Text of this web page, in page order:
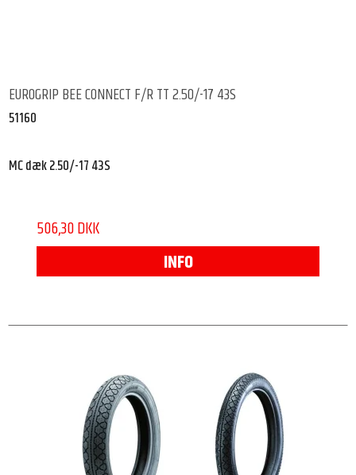
EUROGRIP BEE CONNECT F/R TT 2.50/-17 43S
51160
MC dæk 2.50/-17 43S
506,30 DKK
INFO